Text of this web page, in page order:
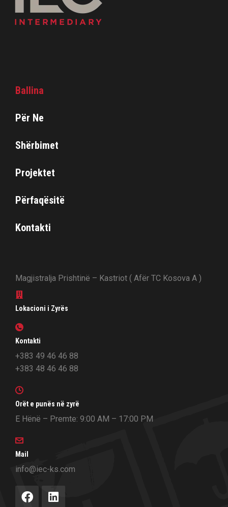
Ballina
Për Ne
Shërbimet
Projektet
Përfaqësitë
Kontakti
Magjistralja Prishtinë – Kastriot ( Afër TC Kosova A )
Lokacioni i Zyrës
Kontakti
+383 49 46 46 88
+383 48 46 46 88
Orët e punës në zyrë
E Hënë – Premte: 9:00 AM – 17:00 PM
Mail
info@iec-ks.com